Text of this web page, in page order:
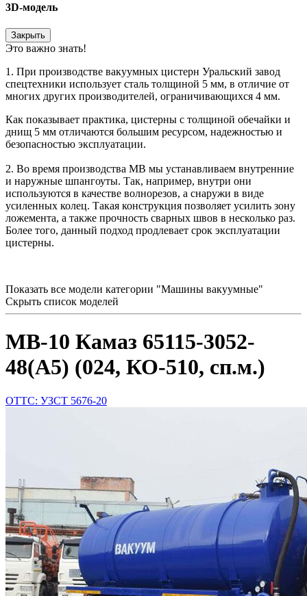
3D-модель
Закрыть
Это важно знать!
1. При производстве вакуумных цистерн Уральский завод
спецтехники использует сталь толщиной 5 мм, в отличие от
многих других производителей, ограничивающихся 4 мм.
Как показывает практика, цистерны с толщиной обечайки и
днищ 5 мм отличаются большим ресурсом, надежностью и
безопасностью эксплуатации.
2. Во время производства МВ мы устанавливаем внутренние
и наружные шпангоуты. Так, например, внутри они
используются в качестве волнорезов, а снаружи в виде
усиленных колец. Такая конструкция позволяет усилить зону
ложемента, а также прочность сварных швов в несколько раз.
Более того, данный подход продлевает срок эксплуатации
цистерны.
Показать все модели категории "Машины вакуумные"
Скрыть список моделей
МВ-10 Камаз 65115-3052-
48(А5) (024, КО-510, сп.м.)
ОТТС: УЗСТ 5676-20